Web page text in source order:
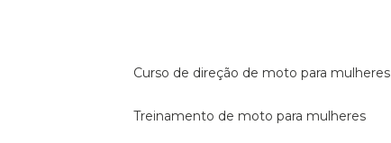
curso de direção de moto para mulheres
treinamento de moto para mulheres